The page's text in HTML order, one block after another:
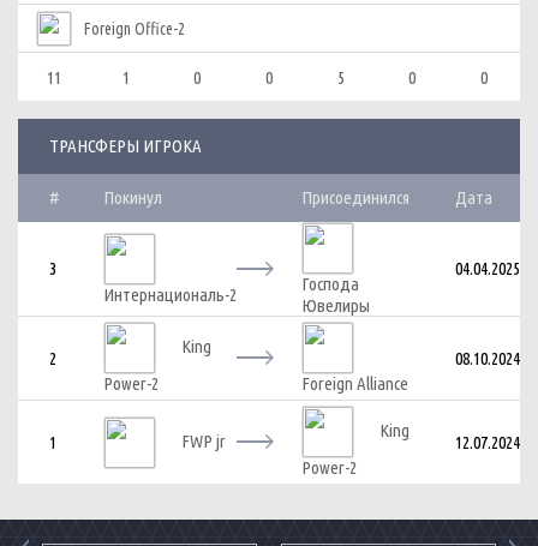
Foreign Office-2
11 1 0 0 5 0 0
ТРАНСФЕРЫ ИГРОКА
# Покинул Присоединился Дата
3
Интернациональ-2
Господа
Ювелиры
04.04.2025
2
King
Power-2
Foreign Alliance
08.10.2024
1 FWP jr
King
Power-2
12.07.2024